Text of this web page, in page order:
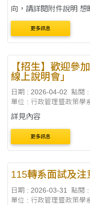
向，請詳閱附件說明 想瞭解更多我們的資訊，更多資訊(請點
我) ★申請入學報名網址：
https://
更多訊息
【招生】歡迎參
線上說明會」
日期 : 2026-04-02
點閱
單位 : 行政管理暨政策學
詳見內容
更多訊息
115轉系面試及注
日期 : 2026-03-31
點閱
單位 : 行政管理暨政策學